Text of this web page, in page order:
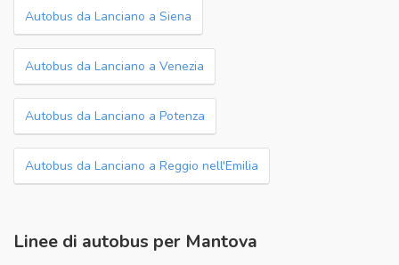
Autobus da Lanciano a Siena
Autobus da Lanciano a Venezia
Autobus da Lanciano a Potenza
Autobus da Lanciano a Reggio nell'Emilia
Linee di autobus per Mantova